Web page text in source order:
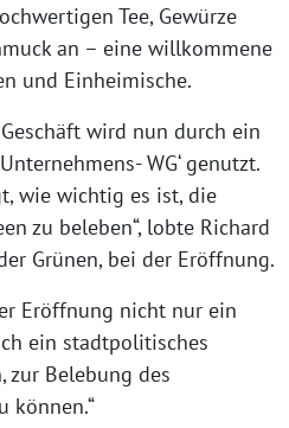
Tee, Gewürze
an – eine willkommene
und Einheimische.
wird nun durch ein
WG‘ genutzt.
wie wichtig es ist, die
zu beleben“, lobte Richard
Grünen, bei der Eröffnung.
Eröffnung nicht nur ein
ein stadtpolitisches
zur Belebung des
können.“